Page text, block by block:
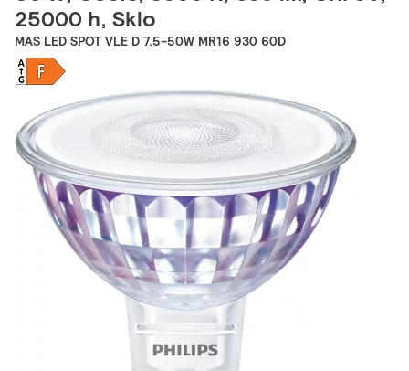
25000 h, Sklo
MAS LED SPOT VLE D 7.5-50W MR16 930 60D